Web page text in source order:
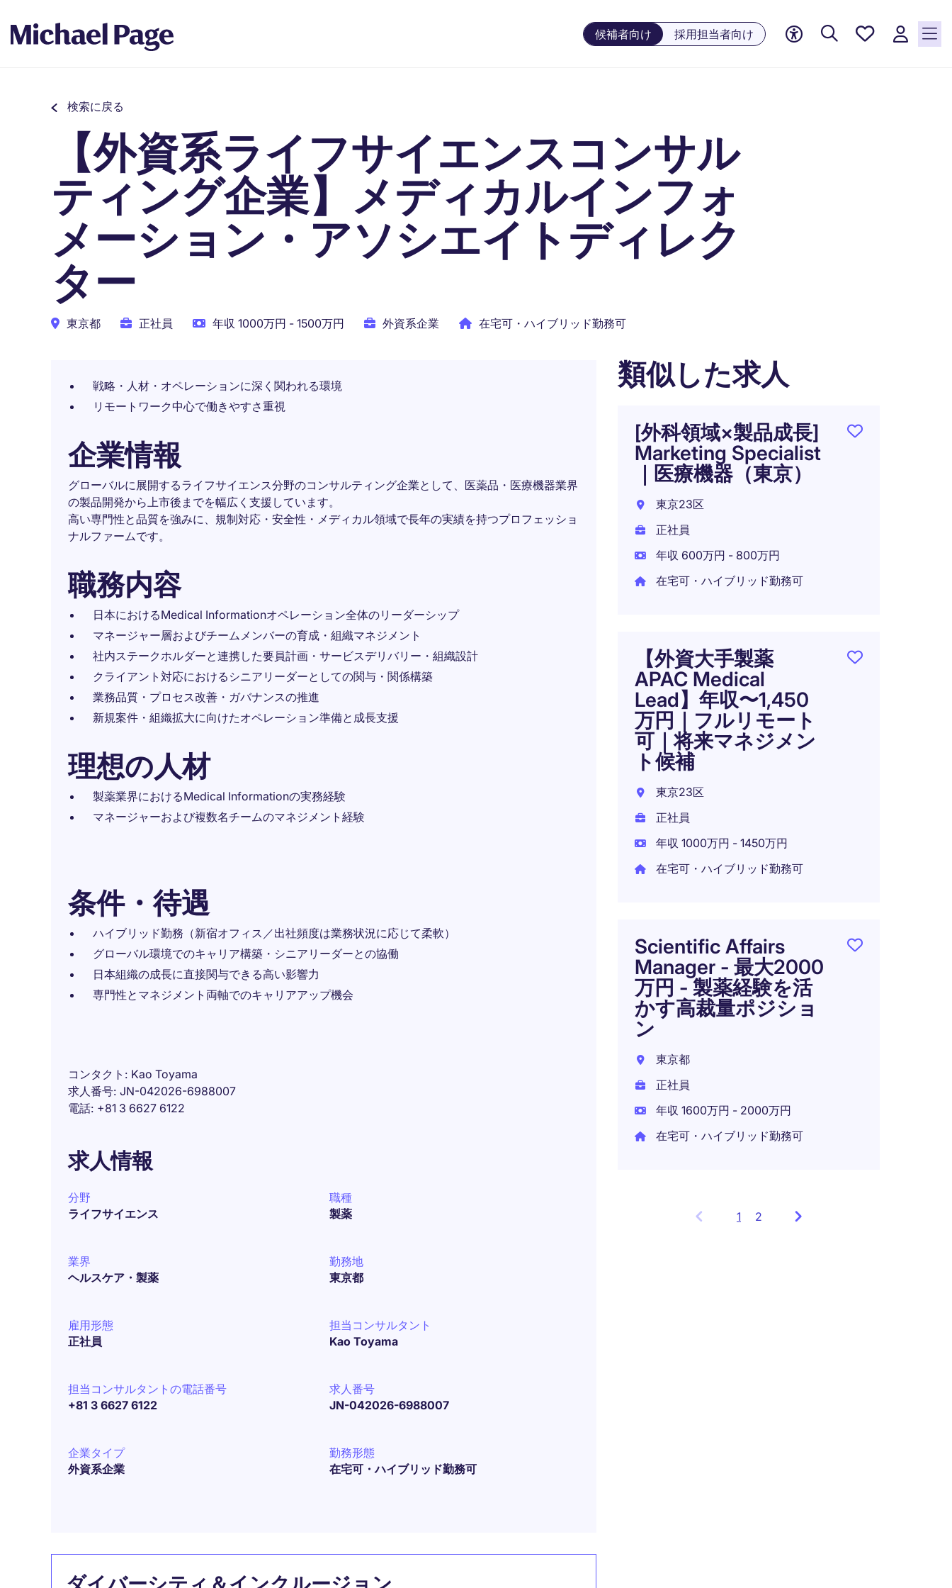
候補者向け 採用担当者向け
お気に
検索に戻る
【外資系ライフサイエンスコンサル
ティング企業】メディカルインフォ
メーション・アソシエイトディレク
ター
東京都 正社員 年収 1000万円 - 1500万円 外資系企業 在宅可・ハイブリッド勤務可
戦略・人材・オペレーションに深く関われる環境
リモートワーク中心で働きやすさ重視
企業情報
グローバルに展開するライフサイエンス分野のコンサルティング企業として、医薬品・医療機器業界
の製品開発から上市後までを幅広く支援しています。
高い専門性と品質を強みに、規制対応・安全性・メディカル領域で長年の実績を持つプロフェッショ
ナルファームです。
職務内容
日本におけるMedical Informationオペレーション全体のリーダーシップ
マネージャー層およびチームメンバーの育成・組織マネジメント
社内ステークホルダーと連携した要員計画・サービスデリバリー・組織設計
クライアント対応におけるシニアリーダーとしての関与・関係構築
業務品質・プロセス改善・ガバナンスの推進
新規案件・組織拡大に向けたオペレーション準備と成長支援
理想の人材
製薬業界におけるMedical Informationの実務経験
マネージャーおよび複数名チームのマネジメント経験
条件・待遇
ハイブリッド勤務（新宿オフィス／出社頻度は業務状況に応じて柔軟）
グローバル環境でのキャリア構築・シニアリーダーとの協働
日本組織の成長に直接関与できる高い影響力
専門性とマネジメント両軸でのキャリアアップ機会
コンタクト
Kao Toyama
求人番号 JN-042026-6988007
電話 +81 3 6627 6122
求人情報
分野
ライフサイエンス
職種
製薬
業界
ヘルスケア・製薬
勤務地
東京都
雇用形態
正社員
担当コンサルタント
Kao Toyama
担当コンサルタントの電話番号
+81 3 6627 6122
求人番号
JN-042026-6988007
企業タイプ
外資系企業
勤務形態
在宅可・ハイブリッド勤務可
類似した求人
[外科領域×製品成長]
Marketing Specialist
｜医療機器（東京）
東京23区
正社員
年収 600万円 - 800万円
在宅可・ハイブリッド勤務可
【外資大手製薬
APAC Medical
Lead】年収〜1,450
万円｜フルリモート
可｜将来マネジメン
ト候補
東京23区
正社員
年収 1000万円 - 1450万円
在宅可・ハイブリッド勤務可
Scientific Affairs
Manager - 最大2000
万円 - 製薬経験を活
かす高裁量ポジショ
ン
東京都
正社員
年収 1600万円 - 2000万円
在宅可・ハイブリッド勤務可
1 Showing
2